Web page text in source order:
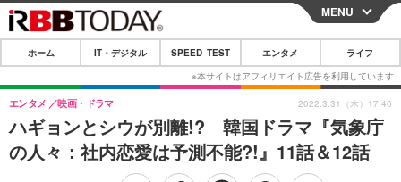
CLOSE
ホーム
IT・デジタル
IT・デジタルTOP スマートフォン
SPEED TEST
MENU
ホーム IT・デジタル SPEED TEST エンタメ ライフ
ハギョンとシウが別離!? 韓国ドラマ『気象庁
の人々：社内恋愛は予測不能?!』11話＆12話
エンタメ 映画・ドラマ 2022.3.31（木）17:40